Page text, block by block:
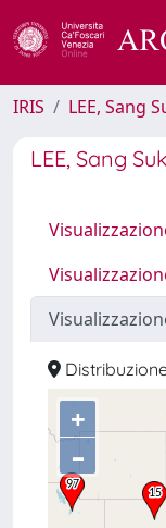
IRIS LEE, Sang
LEE, Sang Suk
+
–